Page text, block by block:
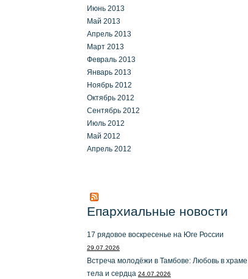
Июнь 2013
Май 2013
Апрель 2013
Март 2013
Февраль 2013
Январь 2013
Ноябрь 2012
Октябрь 2012
Сентябрь 2012
Июль 2012
Май 2012
Апрель 2012
Епархиальные новости
17 рядовое воскресенье на Юге России
29.07.2026
Встреча молодёжи в Тамбове: Любовь в храме
тела и сердца 24.07.2026